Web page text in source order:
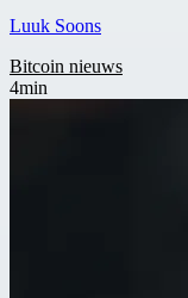
Luuk Soons
Bitcoin nieuws
4min